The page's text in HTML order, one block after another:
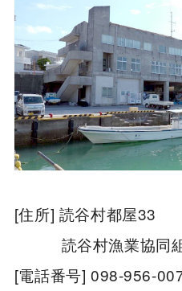
[住所] 読谷村都屋33
読谷村漁業協同組
[電話番号] 098-956-